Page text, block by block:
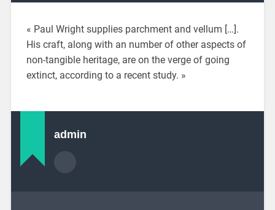
« Paul Wright supplies parchment and vellum […].
His craft, along with an number of other aspects of
non-tangible heritage, are on the verge of going
extinct, according to a recent study. »
admin